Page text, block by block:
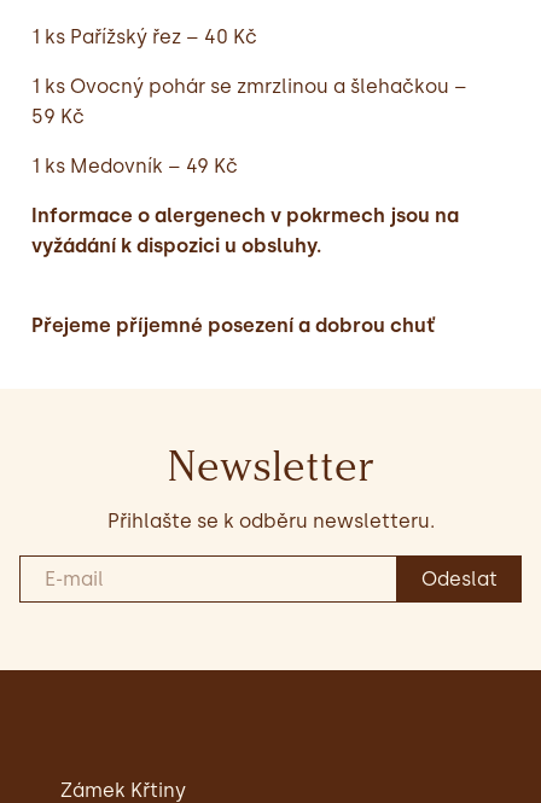
1 ks Pařížský řez – 40 Kč
1 ks Ovocný pohár se zmrzlinou a šlehačkou –
59 Kč
1 ks Medovník – 49 Kč
Informace o alergenech v pokrmech jsou na
vyžádání k dispozici u obsluhy.
Přejeme příjemné posezení a dobrou chuť
Newsletter
Přihlašte se k odběru newsletteru.
Zámek Křtiny